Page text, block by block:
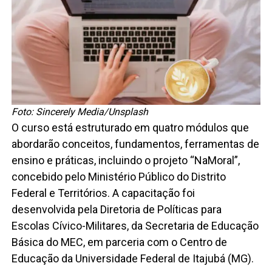
Foto: Sincerely Media/Unsplash
O curso está estruturado em quatro módulos que
abordarão conceitos, fundamentos, ferramentas de
ensino e práticas, incluindo o projeto “NaMoral”,
concebido pelo Ministério Público do Distrito
Federal e Territórios. A capacitação foi
desenvolvida pela Diretoria de Políticas para
Escolas Cívico-Militares, da Secretaria de Educação
Básica do MEC, em parceria com o Centro de
Educação da Universidade Federal de Itajubá (MG).